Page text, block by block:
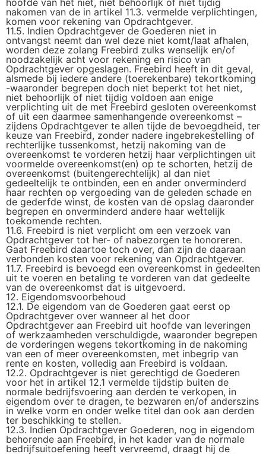
nakomen van de in artikel 11.3. vermelde verplichtingen,
komen voor rekening van Opdrachtgever.
11.5. Indien Opdrachtgever de Goederen niet in
ontvangst neemt dan wel deze niet komt/Iaat afhalen,
worden deze zolang Freebird zulks wenselijk en/of
noodzakelijk acht voor rekening en risico van
Opdrachtgever opgeslagen. Freebird heeft in dit geval,
alsmede bij iedere andere (toerekenbare) tekortkoming
-waaronder begrepen doch niet beperkt tot het niet,
niet behoorlijk of niet tijdig voldoen aan enige
verplichting uit de met Freebird gesloten overeenkomst
of uit een daarmee samenhangende overeenkomst –
zijdens Opdrachtgever te allen tijde de bevoegdheid, ter
keuze van Freebird, zonder nadere ingebrekestelling of
rechterlijke tussenkomst, hetzij nakoming van de
overeenkomst te vorderen hetzij haar verplichtingen uit
voormelde overeenkomst(en) op te schorten, hetzij de
overeenkomst (buitengerechtelijk) al dan niet
gedeeltelijk te ontbinden, een en ander onverminderd
haar rechten op vergoeding van de geleden schade en
de gederfde winst, de kosten van de opslag daaronder
begrepen en onverminderd andere haar wettelijk
toekomende rechten.
11.6. Freebird is niet verplicht om een verzoek van
Opdrachtgever tot her- of nabezorgen te honoreren.
Gaat Freebird daartoe toch over, dan zijn de daaraan
verbonden kosten voor rekening van Opdrachtgever.
11.7. Freebird is bevoegd een overeenkomst in gedeelten
uit te voeren en betaling te vorderen van dat gedeelte
van de overeenkomst dat is uitgevoerd.
12. Eigendomsvoorbehoud
12.1. De eigendom van de Goederen gaat eerst op
Opdrachtgever over wanneer al het door
Opdrachtgever aan Freebird uit hoofde van leveringen
of werkzaamheden verschuldigde, waaronder begrepen
de vorderingen wegens tekortkoming in de nakoming
van een of meer overeenkomsten, met inbegrip van
rente en kosten, volledig aan Freebird is voldaan.
12.2. Opdrachtgever is niet gerechtigd de Goederen
voor het in artikel 12.1 vermelde tijdstip buiten de
normale bedrijfsvoering aan derden te verkopen, in
eigendom over te dragen, te bezwaren en/of anderszins
in welke vorm en onder welke titel dan ook aan derden
ter beschikking te stellen.
12.3. Indien Opdrachtgever Goederen, nog in eigendom
behorende aan Freebird, in het kader van de normale
bedrijfsuitoefening heeft vervreemd, draagt hij de